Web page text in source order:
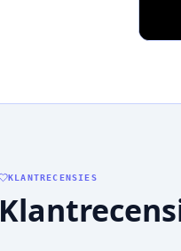
KLANTRECENSIES